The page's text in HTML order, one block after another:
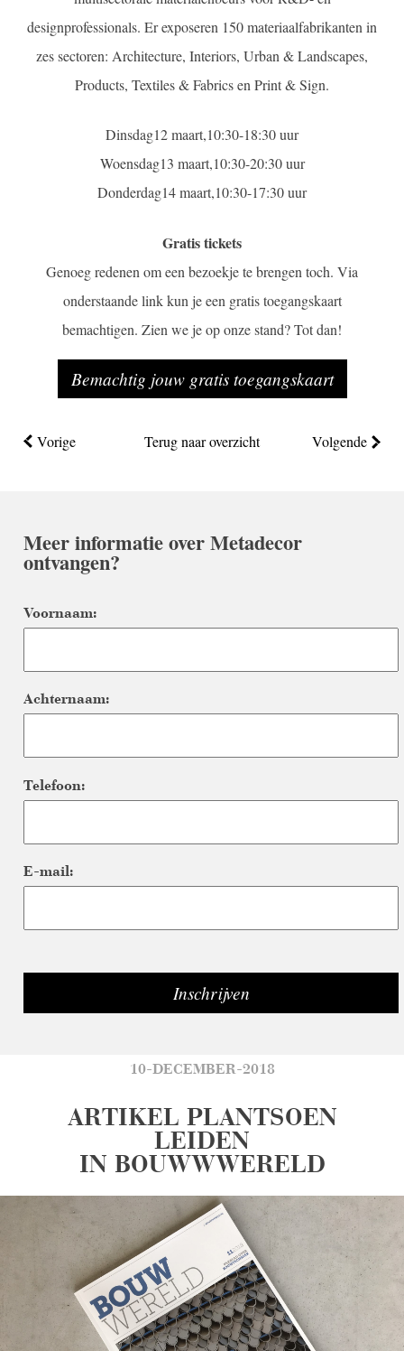
designprofessionals. Er exposeren 150 materiaalfabrikanten in
zes sectoren: Architecture, Interiors, Urban & Landscapes,
Products, Textiles & Fabrics en Print & Sign.
Dinsdag12 maart,10:30-18:30 uur
Woensdag13 maart,10:30-20:30 uur
Donderdag14 maart,10:30-17:30 uur
Gratis tickets
Genoeg redenen om een bezoekje te brengen toch. Via
onderstaande link kun je een gratis toegangskaart
bemachtigen. Zien we je op onze stand? Tot dan!
Bemachtig jouw gratis toegangskaart
Vorige Terug naar overzicht Volgende
Meer informatie over Metadecor
ontvangen?
Voornaam:
Achternaam:
Telefoon:
E-mail:
10-DECEMBER-2018
ARTIKEL PLANTSOEN
LEIDEN
IN BOUWWWERELD